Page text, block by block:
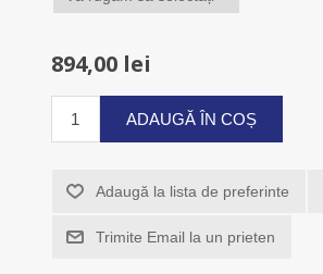
894,00 lei
ADAUGĂ ÎN COȘ
Adaugă la lista de preferinte
Trimite Email la un prieten